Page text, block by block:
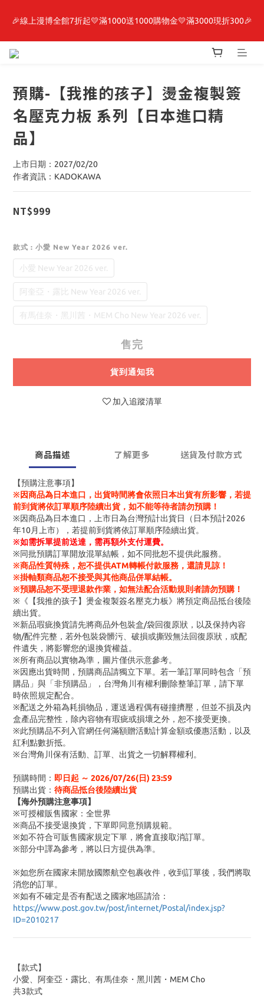
最新開賣🔥「全知讀者視角」 周邊商品
🎉線上漫博全館7折起💛滿1000送1000購物金💛滿3000現折300🎉
【抽籤堂】 影之強者、你又被殺了呢，偵探大人、約會大作戰、
最新開賣🔥「全知讀者視角」 周邊商品
預購-【我推的孩子】燙金複製簽
名壓克力板 系列【日本進口精
品】
上市日期：2027/02/20
作者資訊：KADOKAWA
NT$999
款式 : 小愛 New Year 2026 ver.
小愛 New Year 2026 ver.
阿奎亞・露比 New Year 2026 ver.
有馬佳奈・黑川茜・MEM Cho New Year 2026 ver.
售完
貨到通知我
加入追蹤清單
商品描述 了解更多 送貨及付款方式
【預購注意事項】
※因商品為日本進口，出貨時間將會依照日本出貨有所影響，若提
前到貨將依訂單順序陸續出貨，如不能等待者請勿預購！
※因商品為日本進口，上市日為台灣預計出貨日（日本預計2026
年10月上市），若提前到貨將依訂單順序陸續出貨。
※如需拆單提前送達，需再額外支付運費。
※同批預購訂單開放混單結帳，如不同批恕不提供此服務。
※商品性質特殊，恕不提供ATM轉帳付款服務，還請見諒！
※掛軸類商品恕不接受與其他商品併單結帳。
※預購品恕不受理退款作業，如無法配合活動規則者請勿預購！
※《【我推的孩子】燙金複製簽名壓克力板》將預定商品抵台後陸
續出貨。
※新品瑕疵換貨請先將商品外包裝盒/袋回復原狀，以及保持內容
物/配件完整，若外包裝袋髒污、破損或撕毀無法回復原狀，或配
件遺失，將影響您的退換貨權益。
※所有商品以實物為準，圖片僅供示意參考。
※因應出貨時間，預購商品請獨立下單。若一筆訂單同時包含「預
購品」與「非預購品」，台灣角川有權利刪除整筆訂單，請下單
時依照規定配合。
※配送之外箱為耗損物品，運送過程偶有碰撞擠壓，但並不損及內
盒產品完整性，除內容物有瑕疵或損壞之外，恕不接受更換。
※此預購品不列入官網任何滿額贈活動計算金額或優惠活動，以及
紅利點數折抵。
※台灣角川保有活動、訂單、出貨之一切解釋權利。
預購時間： 即日起 ～ 2026/07/26(日) 23:59
預購出貨： 待商品抵台後陸續出貨
【海外預購注意事項】
※可授權販售國家：全世界
※商品不接受退換貨，下單即同意預購規範。
※如不符合可販售國家規定下單，將會直接取消訂單。
※部分中譯為參考，將以日方提供為準。
※如您所在國家未開放國際航空包裹收件，收到訂單後，我們將取
消您的訂單。
※如有不確定是否有配送之國家地區請洽：
https://www.post.gov.tw/post/internet/Postal/index.jsp?
ID=2010217
【款式】
小愛、阿奎亞・露比、有馬佳奈・黑川茜・MEM Cho
共3款式